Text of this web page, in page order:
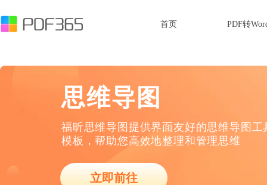
首页 PDF转
思维导图
福昕思维导图提供界面友好的思维导图
模板，帮助您高效地整理和管理思维
立即前往